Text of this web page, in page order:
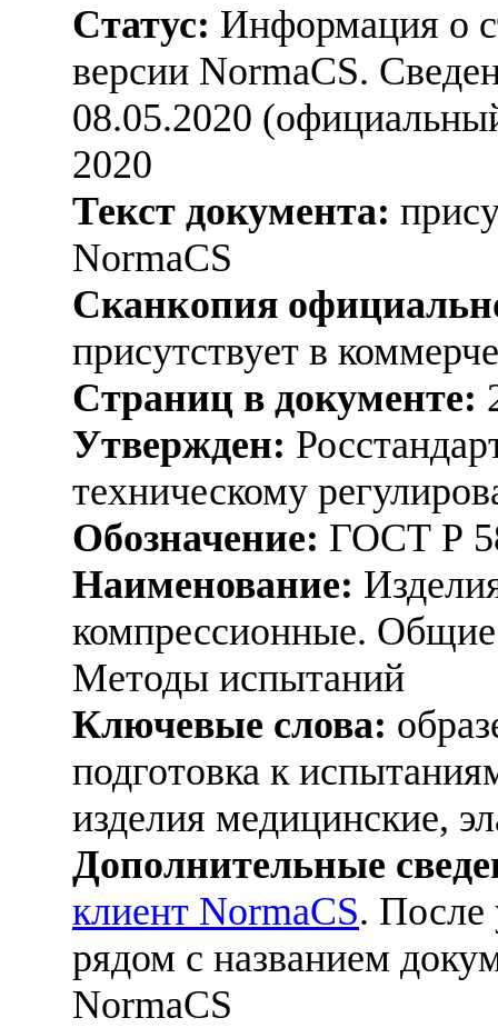
Статус: Информация о
версии NormaCS.
08.05.2020
2020
Текст документа:
NormaCS
Сканкопия
присутствует в
Страниц в документе:
Утвержден:
техническому
Обозначение: ГОСТ Р
Наименование:
компрессионные. Общие
Методы испытаний
Ключевые слова:
подготовка к
изделия медицинские,
Дополнительные
клиент NormaCS. После
рядом с названием
NormaCS